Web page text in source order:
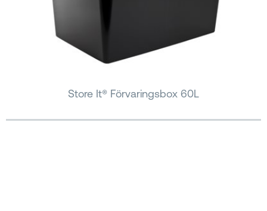
Store It® Förvaringsbox 60L